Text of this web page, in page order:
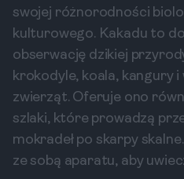
swojej różnorodności
kulturowego. Kakadu to
obserwację dzikiej
krokodyle, koala, kangury
zwierząt. Oferuje ono
szlaki, które prowadzą
mokradeł po skarpy
ze sobą aparatu, aby